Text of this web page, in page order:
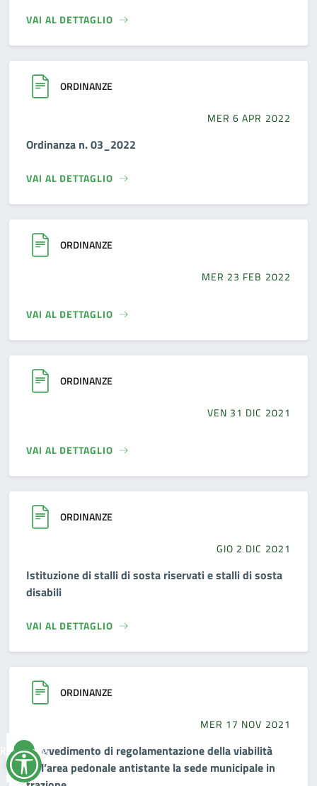
VAI AL DETTAGLIO
ORDINANZE
MER 6 APR 2022
Ordinanza n. 03_2022
VAI AL DETTAGLIO
ORDINANZE
MER 23 FEB 2022
VAI AL DETTAGLIO
ORDINANZE
VEN 31 DIC 2021
VAI AL DETTAGLIO
ORDINANZE
GIO 2 DIC 2021
Istituzione di stalli di sosta riservati e stalli di sosta
disabili
VAI AL DETTAGLIO
ORDINANZE
MER 17 NOV 2021
Provvedimento di regolamentazione della viabilità
nell’area pedonale antistante la sede municipale in
Reimposta
tutto